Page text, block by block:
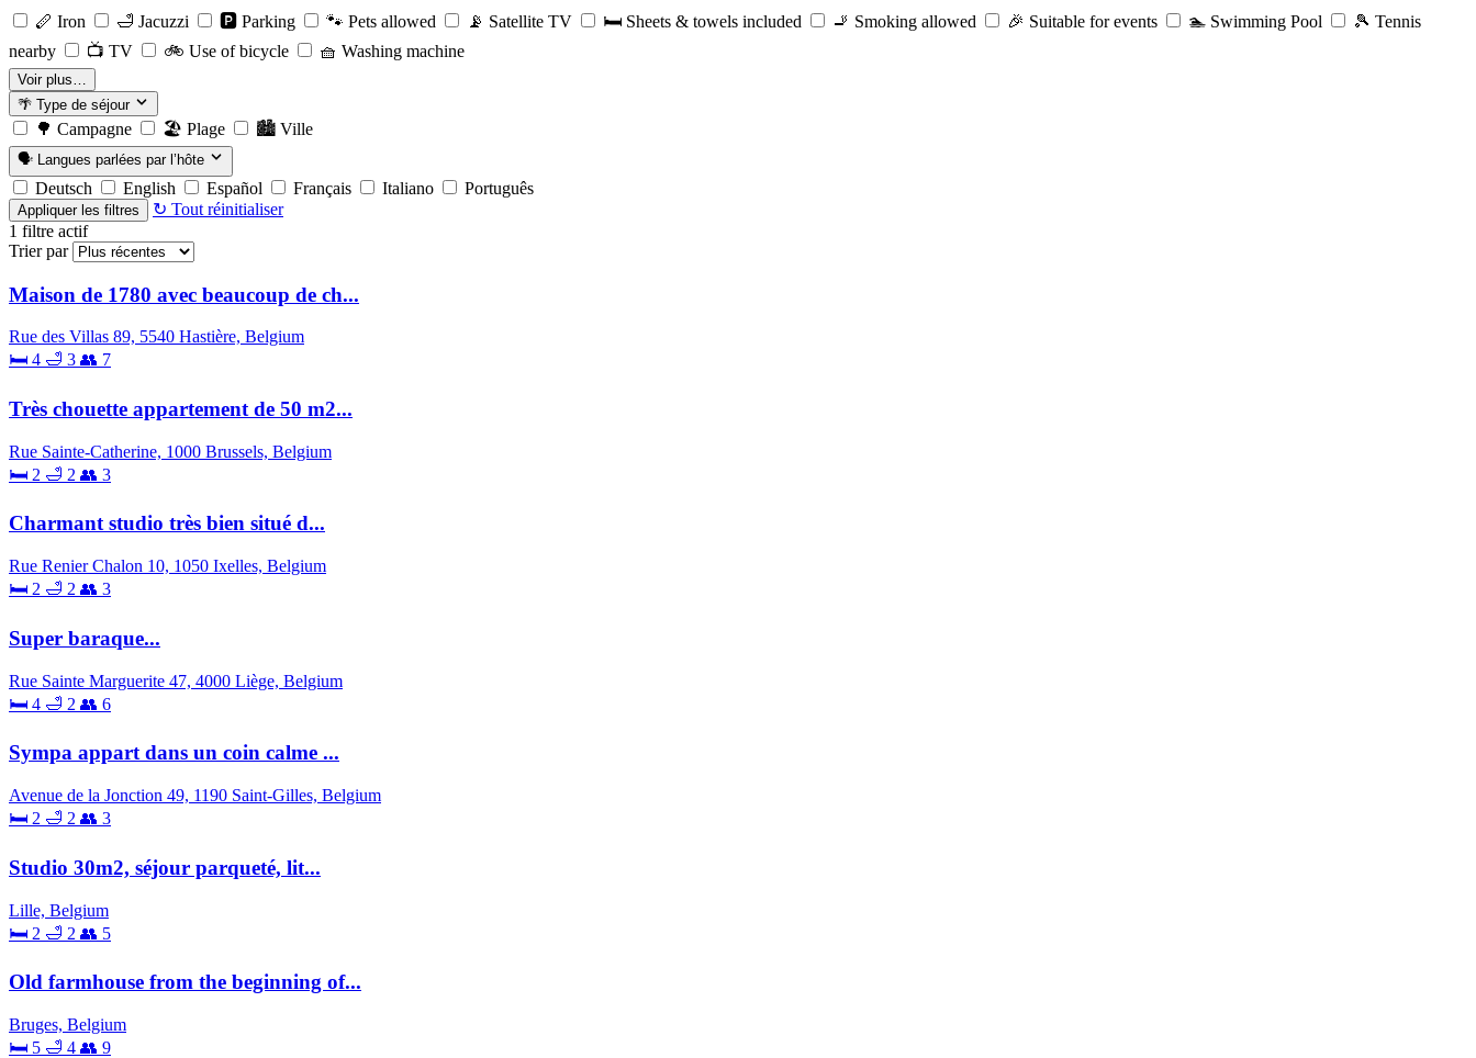
🪈 Iron 🛁 Jacuzzi 🅿️ Parking 🐾 Pets allowed 📡 Satellite TV 🛏️ Sheets & towels included 🚬 Smoking allowed 🎉 Suitable for events 🏊 Swimming Pool 🎾 Tennis
nearby
📺 TV 🚲 Use of bicycle 🧺 Washing machine
Voir plus…
🌴 Type de séjour
🌳 Campagne 🏖️ Plage 🏙️ Ville
🗣️ Langues parlées par l’hôte
Deutsch English Español Français Italiano Português
Appliquer les filtres
↻ Tout réinitialiser
1 filtre actif
Trier par
Maison de 1780 avec beaucoup de ch...
Rue des Villas 89, 5540 Hastière, Belgium
🛏 4 🛁 3 👥 7
Très chouette appartement de 50 m2...
Rue Sainte-Catherine, 1000 Brussels, Belgium
🛏 2 🛁 2 👥 3
Charmant studio très bien situé d...
Rue Renier Chalon 10, 1050 Ixelles, Belgium
🛏 2 🛁 2 👥 3
Super baraque...
Rue Sainte Marguerite 47, 4000 Liège, Belgium
🛏 4 🛁 2 👥 6
Sympa appart dans un coin calme ...
Avenue de la Jonction 49, 1190 Saint-Gilles, Belgium
🛏 2 🛁 2 👥 3
Studio 30m2, séjour parqueté, lit...
Lille, Belgium
🛏 2 🛁 2 👥 5
Old farmhouse from the beginning of...
Bruges, Belgium
🛏 5 🛁 4 👥 9